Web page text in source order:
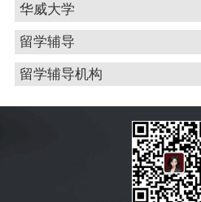
华威大学
留学辅导
留学辅导机构